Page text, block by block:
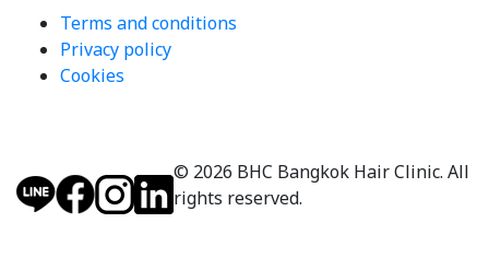
Terms and conditions
Privacy policy
Cookies
© 2026 BHC Bangkok Hair Clinic. All
rights reserved.